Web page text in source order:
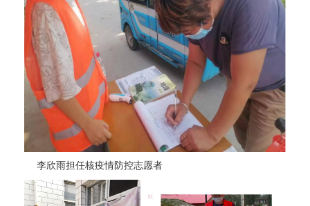
李欣雨担任核疫情防控志愿者